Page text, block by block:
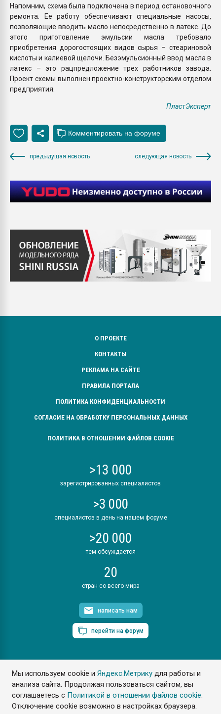
Мы используем cookie иЯндекс.Метрику для работы и
анализа сайта. Продолжая пользоваться сайтом, вы
соглашаетесь с Политикой в отношении файлов cookie.
Отключение cookie возможно в настройках браузера.
Напомним, схема была подключена в период остановочного
ремонта. Ее работу обеспечивают специальные насосы,
позволяющие вводить масло непосредственно в латекс. До
этого приготовление эмульсии масла требовало
приобретения дорогостоящих видов сырья – стеариновой
кислоты и калиевой щелочи. Безэмульсионный ввод масла в
латекс – это рацпредложение трех работников завода.
Проект схемы выполнен проектно-конструкторским отделом
предприятия.
ПластЭксперт
предыдущая новость следующая новость
О ПРОЕКТЕ
КОНТАКТЫ
РЕКЛАМА НА САЙТЕ
ПРАВИЛА ПОРТАЛА
ПОЛИТИКА КОНФИДЕНЦИАЛЬНОСТИ
СОГЛАСИЕ НА ОБРАБОТКУ ПЕРСОНАЛЬНЫХ ДАННЫХ
ПОЛИТИКА В ОТНОШЕНИИ ФАЙЛОВ COOKIE
>13 000
зарегистрированных специалистов
>3 000
специалистов в день на нашем форуме
>20 000
тем обсуждается
20
стран со всего мира
написать нам
перейти на форум
ПластЭксперт © 2006. Все права защищены
Разрешается копирование материалов сайта с обязательной
ссылкой на www.e-plastic.ru
Разработка сайта